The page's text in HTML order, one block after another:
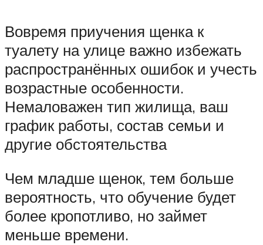
Вовремя приучения щенка к
туалету на улице важно избежать
распространённых ошибок и учесть
возрастные особенности.
Немаловажен тип жилища, ваш
график работы, состав семьи и
другие обстоятельства
Чем младше щенок, тем больше
вероятность, что обучение будет
более кропотливо, но займет
меньше времени.